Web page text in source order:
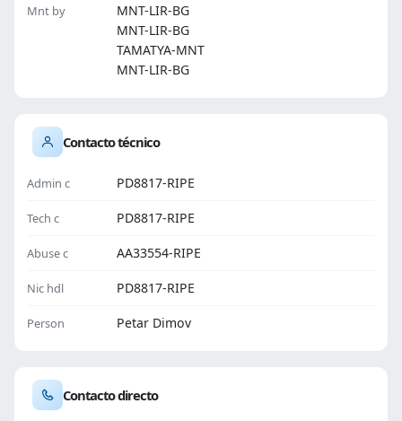
Mnt by
MNT-LIR-BG
MNT-LIR-BG
TAMATYA-MNT
MNT-LIR-BG
Contacto técnico
Admin c PD8817-RIPE
Tech c PD8817-RIPE
Abuse c AA33554-RIPE
Nic hdl PD8817-RIPE
Person Petar Dimov
Contacto directo